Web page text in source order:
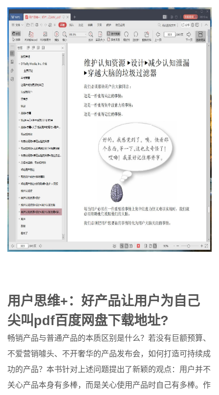
用户思维+：好产品让用户为自己
尖叫pdf百度网盘下载地址?
畅销产品与普通产品的本质区别是什么？若没有巨额预算、
不爱营销噱头、不开奢华的产品发布会，如何打造可持续成
功的产品？本书针对上述问题提出了新颖的观点：用户并不
关心产品本身有多棒，而是关心使用产品时自己有多棒。作